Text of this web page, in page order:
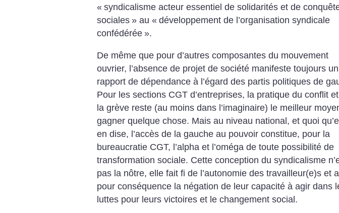
« syndicalisme acteur essentiel de solidarités et de
sociales » au « développement de l’organisation syndicale
confédérée ».
De même que pour d’autres composantes du mouvement
ouvrier, l’absence de projet de société manifeste toujours un
rapport de dépendance à l’égard des partis politiques de
Pour les sections CGT d’entreprises, la pratique du conflit
la grève reste (au moins dans l’imaginaire) le meilleur
gagner quelque chose. Mais au niveau national, et quoi
en dise, l’accès de la gauche au pouvoir constitue, pour la
bureaucratie CGT, l’alpha et l’oméga de toute possibilité de
transformation sociale. Cette conception du syndicalisme
pas la nôtre, elle fait fi de l’autonomie des travailleur(e)s et a
pour conséquence la négation de leur capacité à agir dans
luttes pour leurs victoires et le changement social.